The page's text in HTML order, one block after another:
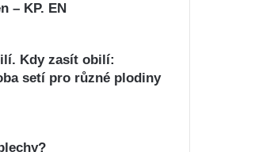
– KP. EN
Kdy zasít obilí:
setí pro různé plodiny